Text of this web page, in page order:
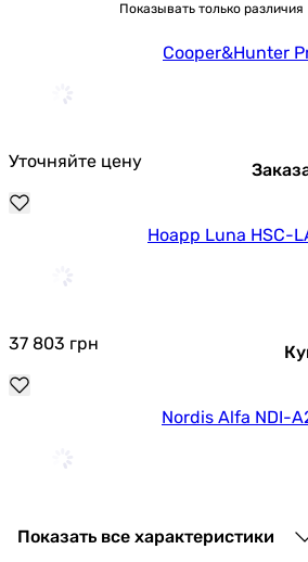
Показывать только различия
Cooper&Hunter
Уточняйте цену
Hoapp Luna HSC-
37 803 грн
Nordis Alfa NDI-
35 155
Показать все характеристики